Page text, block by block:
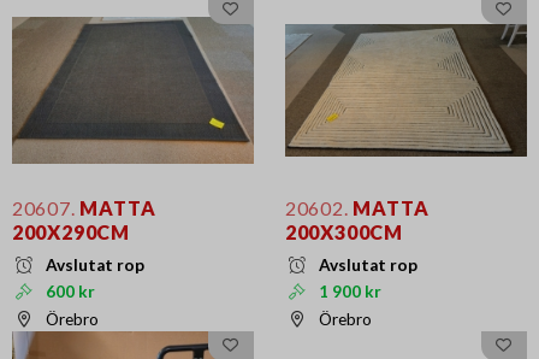
20607. MATTA
200X290CM
Avslutat rop
600 kr
Örebro
20602. MATTA
200X300CM
Avslutat rop
1 900 kr
Örebro